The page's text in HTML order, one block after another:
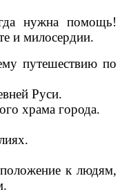
нужна помощь!
и милосердии.
путешествию по
Руси.
храма города.
к людям,